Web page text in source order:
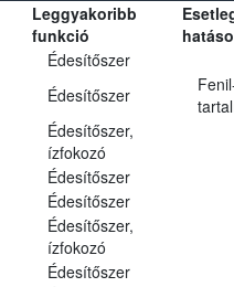
Leggyakoribb
funkció
Édesítőszer
Édesítőszer
Édesítőszer,
ízfokozó
Édesítőszer
Édesítőszer
Édesítőszer,
ízfokozó
Édesítőszer